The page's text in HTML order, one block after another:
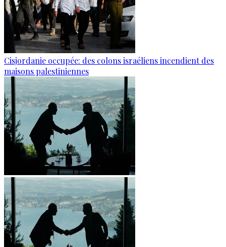
Cisjordanie occupée: des colons israéliens incendient des
maisons palestiniennes